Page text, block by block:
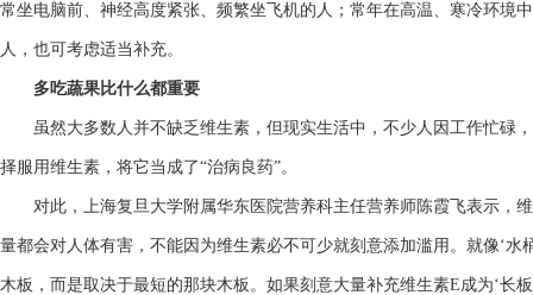
常坐电脑前、神经高度紧张、频繁坐飞机的人；常年在高温、寒冷环境
人，也可考虑适当补充。
多吃蔬果比什么都重要
虽然大多数人并不缺乏维生素，但现实生活中，不少人因工作忙碌
择服用维生素，将它当成了“治病良药”。
对此，上海复旦大学附属华东医院营养科主任营养师陈霞飞表示，
量都会对人体有害，不能因为维生素必不可少就刻意添加滥用。就像‘
木板，而是取决于最短的那块木板。如果刻意大量补充维生素E成为‘长